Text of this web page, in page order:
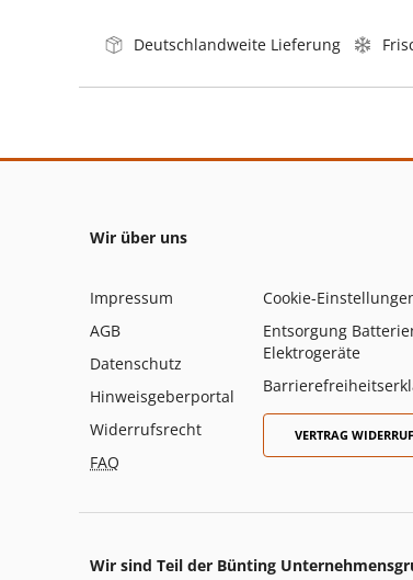
Deutschlandweite Lieferung
Wir über uns
Impressum
AGB
Datenschutz
Hinweisgeberportal
Widerrufsrecht
FAQ
Cookie-
Entsorgung
Elektrogeräte
VERTRAG
Wir sind Teil der Bünting